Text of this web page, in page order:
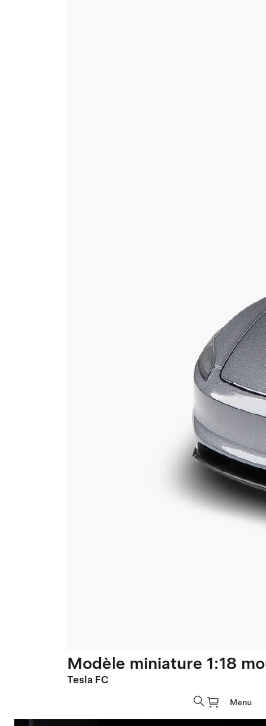
Modèle miniature 1:18
Tesla FC
Menu